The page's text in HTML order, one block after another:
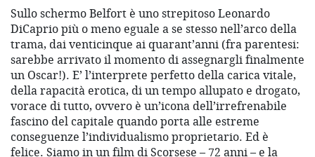
Sullo schermo Belfort è uno strepitoso Leonardo
DiCaprio più o meno eguale a se stesso nell’arco della
trama, dai venticinque ai quarant’anni (fra parentesi:
sarebbe arrivato il momento di assegnargli finalmente
un Oscar!). E’ l’interprete perfetto della carica vitale,
della rapacità erotica, di un tempo allupato e drogato,
vorace di tutto, ovvero è un’icona dell’irrefrenabile
fascino del capitale quando porta alle estreme
conseguenze l’individualismo proprietario. Ed è
felice. Siamo in un film di Scorsese – 72 anni – e la